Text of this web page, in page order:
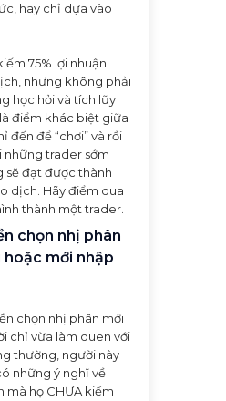
hay chỉ dựa vào
75% lợi nhuận
nhưng không phải
học hỏi và tích lũy
điểm khác biệt giữa
đến để “chơi” và rồi
những trader sớm
sẽ đạt được thành
dịch. Hãy điểm qua
thành một trader.
chọn nhị phân
mới nhập
chọn nhị phân mới
chỉ vừa làm quen với
thường, người này
những ý nghĩ về
mà họ CHƯA kiếm